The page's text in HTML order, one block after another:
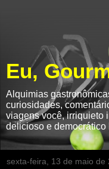
Eu,
Alquimias
curiosidades,
viagens você, irriquieto
delicioso e democrático
sexta-feira, 13 de maio de